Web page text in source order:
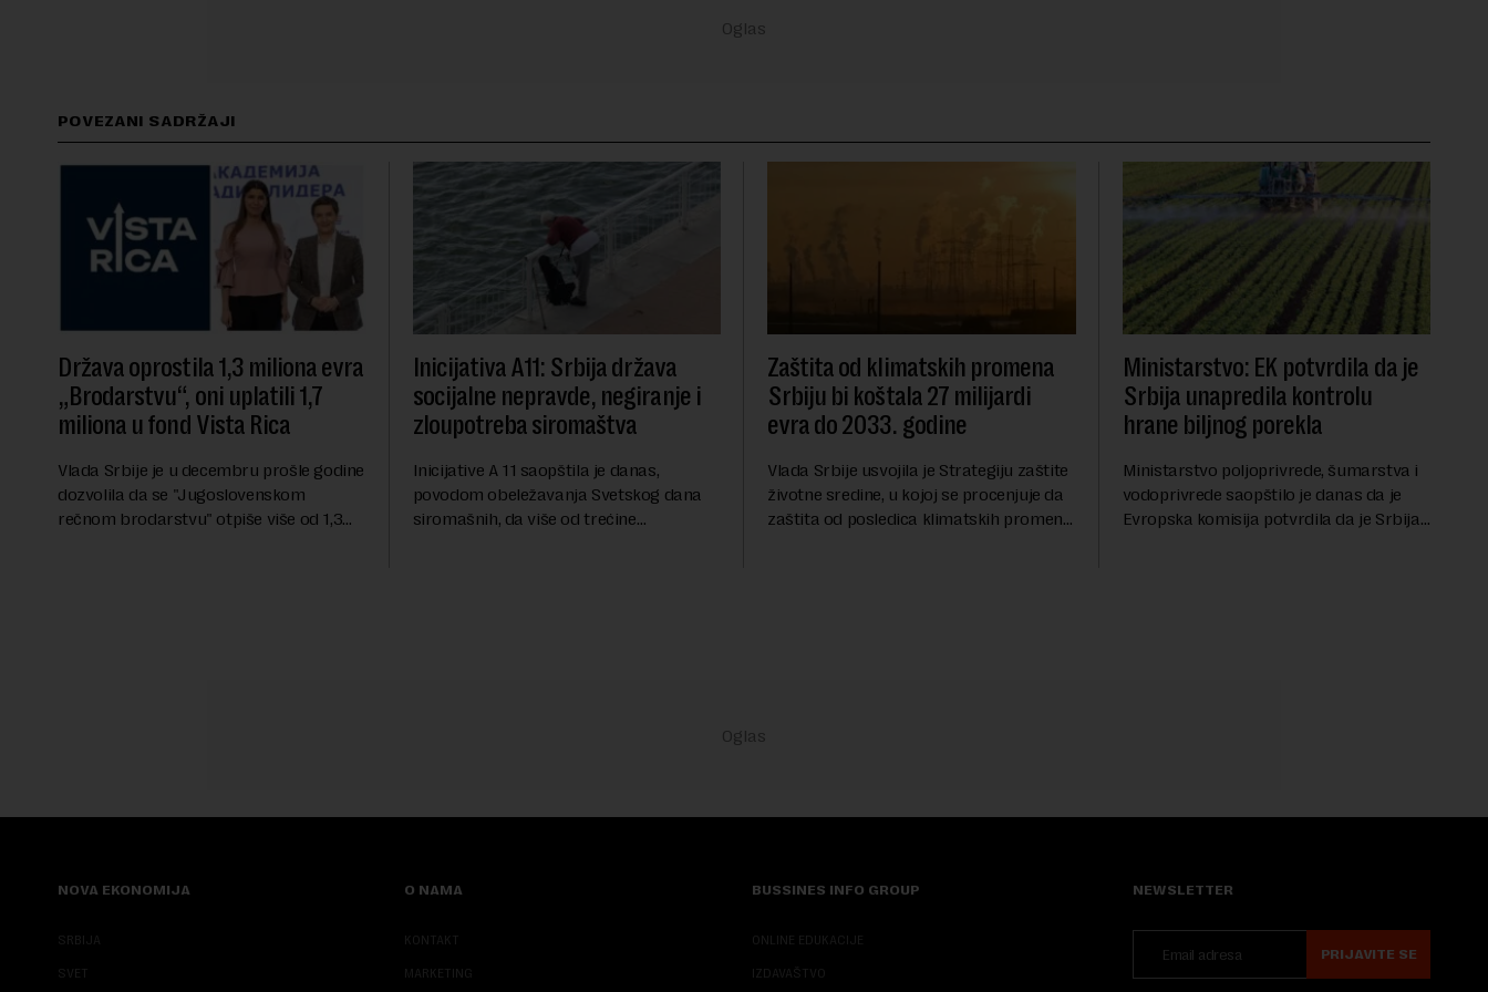
POVEZANI SADRŽAJI
Država oprostila 1,3 miliona evra
„Brodarstvu“, oni uplatili 1,7
miliona u fond Vista Rica
Vlada Srbije je u decembru prošle godine
dozvolila da se "Jugoslovenskom
rečnom brodarstvu" otpiše više od 1,3
Inicijativa A11: Srbija država
socijalne nepravde, negiranje i
zloupotreba siromaštva
Inicijative A 11 saopštila je danas,
povodom obeležavanja Svetskog dana
siromašnih, da više od trećine
Zaštita od klimatskih promena
Srbiju bi koštala 27 milijardi
evra do 2033. godine
Vlada Srbije usvojila je Strategiju zaštite
životne sredine, u kojoj se procenjuje da
zaštita od posledica klimatskih promena,
Ministarstvo: EK potvrdila da je
Srbija unapredila kontrolu
hrane biljnog porekla
Ministarstvo poljoprivrede, šumarstva i
vodoprivrede saopštilo je danas da je
Evropska komisija potvrdila da je Srbija
NOVA EKONOMIJA
SRBIJA
SVET
O NAMA
KONTAKT
MARKETING
BUSSINES INFO GROUP
ONLINE EDUKACIJE
IZDAVAŠTVO
NEWSLETTER
PRIJAVITE SE